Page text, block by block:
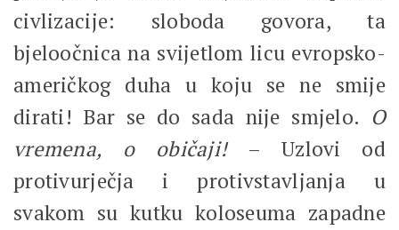
civlizacije: sloboda govora, ta
bjeloočnica na svijetlom licu evropsko-
američkog duha u koju se ne smije
dirati! Bar se do sada nije smjelo. O
vremena, o običaji!– Uzlovi od
protivurječja i protivstavljanja u
svakom su kutku koloseuma zapadne